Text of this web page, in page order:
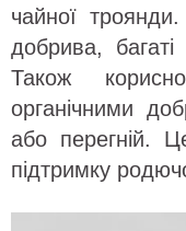
чайної
добрива,
Також
органічними
або перегній.
підтримку